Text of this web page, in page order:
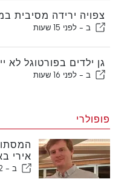
צפויה ירידה מסיבית
ב - לפני 15 שעות
גן ילדים בפורטוגל לא
ב - לפני 16 שעות
פופולרי
אירי
ב -